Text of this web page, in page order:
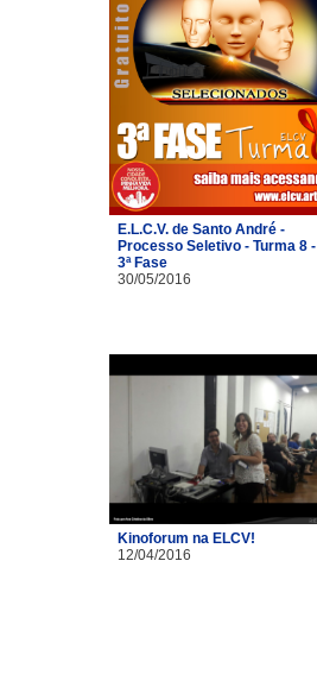
E.L.C.V. de Santo André -
Processo Seletivo - Turma 8 -
3ª Fase
30/05/2016
Kinoforum na ELCV!
12/04/2016